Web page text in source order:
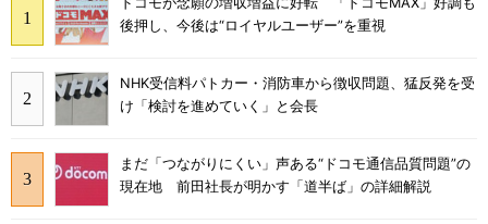
後押し、今後は“ロイヤルユーザー”を重視
NHK受信料パトカー・消防車から徴収問題、猛反発を受
け「検討を進めていく」と会長
まだ「つながりにくい」声ある“ドコモ通信品質問題”の
現在地 前田社長が明かす「道半ば」の詳細解説